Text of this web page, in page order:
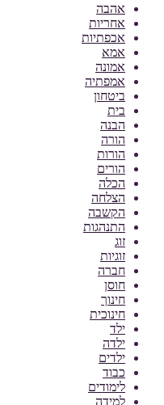
אהבה
אחריות
אכפתיות
אמא
אמונה
אמפתיה
ביטחון
בית
הבנה
הורה
הורות
הורים
הכלה
הצלחה
הקשבה
התנהגות
זוג
זוגיות
חברה
חוסן
חינוך
חינוכית
ילד
ילדה
ילדים
כבוד
לימודים
למידה